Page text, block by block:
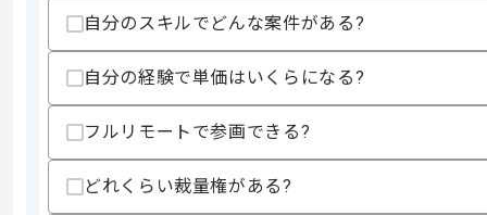
歓迎スキル
・Shopifyでの構築経験
自分のスキルでどんな案件がある?
自分の経験で単価はいくらになる?
フルリモートで参画できる?
どれくらい裁量権がある?